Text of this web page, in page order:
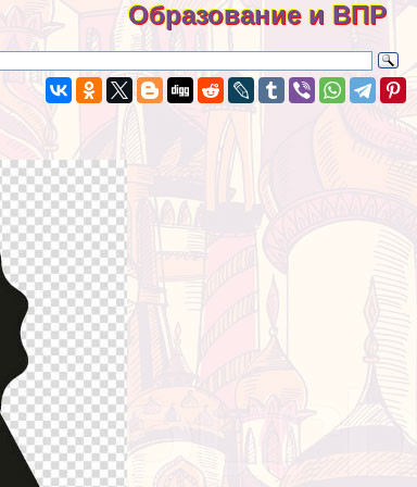
Образование и ВПР